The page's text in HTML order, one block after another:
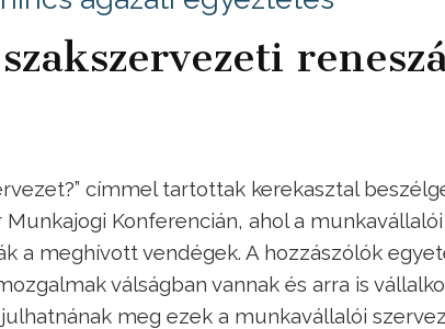
címmel tartottak kerekasztal
Munkajogi Konferencián, ahol a
a meghívott vendégek. A hozzászólók
válságban vannak és arra is
meg ezek a munkavállalói